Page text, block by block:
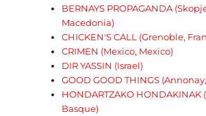
BERNAYS PROPAGANDA
Macedonia)
CHICKEN'S CALL (Grenoble,
CRIMEN (Mexico, Mexico)
DIR YASSIN (Israel)
GOOD GOOD THINGS
HONDARTZAKO HONDAKINAK
Basque)